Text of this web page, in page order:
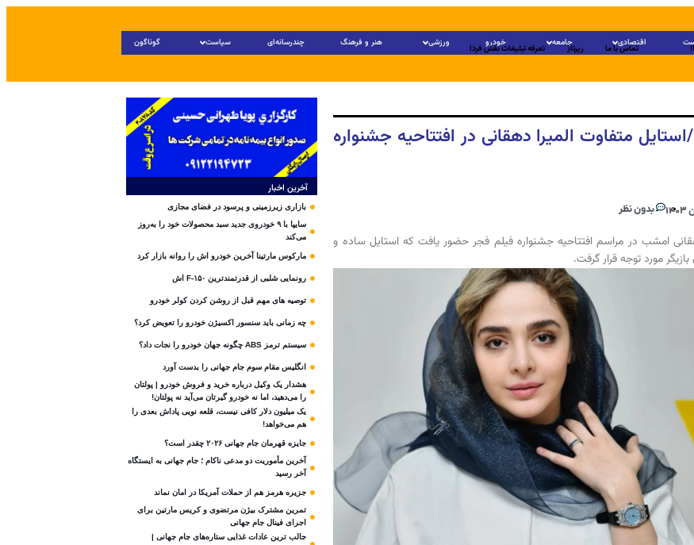
اقتصادی جامعه خودرو ورزشی هنر و فرهنگ چندرسانه‌ای سیاست گوناگون
تماس با ما رپرتاژ تعرفه تبلیغات نقش فردا
متفاوت المیرا دهقانی در افتتاحیه جشنواره
بدون نظر
امشب در مراسم افتتاحیه جشنواره فیلم فجر حضور یافت که استایل ساده و
مورد توجه قرار گرفت.
آخرین اخبار
بازاری زیرزمینی و پرسود در فضای مجازی
سایپا با ۹ خودروی جدید سبد محصولات خود را به‌روز
می‌کند
مارکوس مارتینا آخرین خودرو اش را روانه بازار کرد
رونمایی شلبی از قدرتمندترین F-۱۵۰ اش
توصیه های مهم قبل از روشن کردن کولر خودرو
چه زمانی باید سنسور اکسیژن خودرو را تعویض کرد؟
سیستم ترمز ABS چگونه جهان خودرو را نجات داد؟
انگلیس مقام سوم جام‌ جهانی را بدست آورد
هشدار یک وکیل درباره خرید و فروش خودرو | پولتان
را می‌دهید، اما نه خودرو گیرتان می‌آید نه پولتان!
یک میلیون دلار کافی نیست، قلعه‌ نویی پاداش بعدی را
هم می‌خواهد!
جایزه قهرمان جام جهانی ۲۰۲۶ چقدر است؟
آخرین مأموریت دو مدعی ناکام ؛ جام جهانی به ایستگاه
آخر رسید
جزیره هرمز هم از حملات آمریکا در امان نماند
تمرین مشترک بیژن مرتضوی و کریس مارتین برای
اجرای فینال جام جهانی
جالب ترین عادات غذایی ستاره‌های جام جهانی |